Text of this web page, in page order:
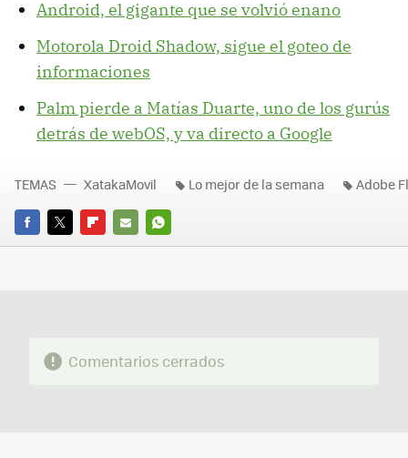
Android, el gigante que se volvió enano
Motorola Droid Shadow, sigue el goteo de
informaciones
Palm pierde a Matías Duarte, uno de los gurús
detrás de webOS, y va directo a Google
FACEBOOK
TWITTERFLIPBOARD
E-
WHATSAPP
TEMAS XatakaMovil Lo mejor de la semana Adobe
Comentarios cerrados